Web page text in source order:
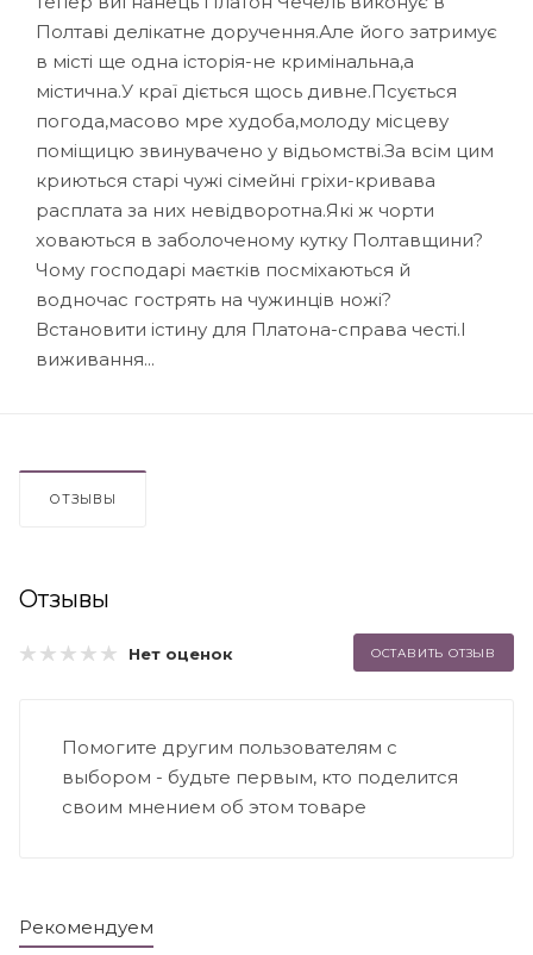
Полтаві делікатне доручення.Але його затримує
в місті ще одна історія-не кримінальна,а
містична.У краї діється щось дивне.Псується
погода,масово мре худоба,молоду місцеву
поміщицю звинувачено у відьомстві.За всім цим
криються старі чужі сімейні гріхи-кривава
расплата за них невідворотна.Які ж чорти
ховаються в заболоченому кутку Полтавщини?
Чому господарі маєтків посміхаються й
водночас гострять на чужинців ножі?
Встановити істину для Платона-справа честі.І
виживання...
ОТЗЫВЫ
Отзывы
Нет оценок ОСТАВИТЬ ОТЗЫВ
Помогите другим пользователям с
выбором - будьте первым, кто поделится
своим мнением об этом товаре
Рекомендуем